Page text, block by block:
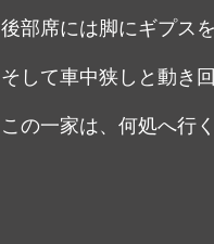
後部席には脚にギプス
そして車中狭しと動き
この一家は、何処へ行